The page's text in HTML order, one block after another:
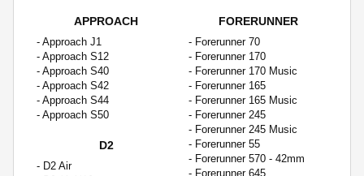
APPROACH
- Approach J1
- Approach S12
- Approach S40
- Approach S42
- Approach S44
- Approach S50
D2
- D2 Air
FORERUNNER
- Forerunner 70
- Forerunner 170
- Forerunner 170 Music
- Forerunner 165
- Forerunner 165 Music
- Forerunner 245
- Forerunner 245 Music
- Forerunner 55
- Forerunner 570 - 42mm
- Forerunner 645